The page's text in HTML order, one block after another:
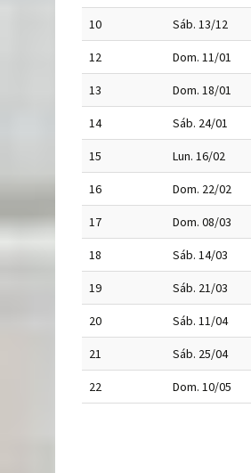
10 Sáb. 13/12
12 Dom. 11/01
13 Dom. 18/01
14 Sáb. 24/01
15 Lun. 16/02
16 Dom. 22/02
17 Dom. 08/03
18 Sáb. 14/03
19 Sáb. 21/03
20 Sáb. 11/04
21 Sáb. 25/04
22 Dom. 10/05